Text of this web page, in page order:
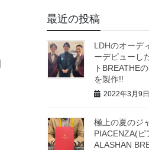
最近の投稿
LDHのオーデ
ーデビューし
トBREATHE
を製作!!
2022年3月9日
極上の夏のジ
PIACENZA(
ALASHAN